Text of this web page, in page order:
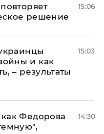
решение
15:06
и как
– результаты
15:03
Федорова
14:30